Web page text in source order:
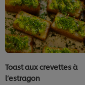
5
à
partir
de
3
notes.
burger
est
de
5.0
sur
5
à
partir
Toast aux crevettes à
l’estragon